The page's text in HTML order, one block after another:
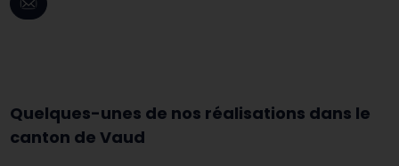
Quelques-unes de nos réalisations dans le
canton de Vaud